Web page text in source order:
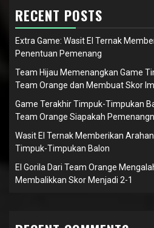
RECENT POSTS
Extra Game: Wasit El Ternak
Penentuan Pemenang
Team Hijau Memenangkan Game
Team Orange dan Membuat Skor
Game Terakhir Timpuk-Timpukan
Team Orange Siapakah
Wasit El Ternak Memberikan
Timpuk-Timpukan Balon
El Gorila Dari Team Orange
Membalikkan Skor Menjadi 2-1